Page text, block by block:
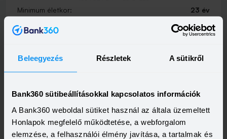
Beleegyezés Részletek A sütikről
Bank360 sütibeállításokkal kapcsolatos információk
A Bank360 weboldal sütiket használ az általa üzemeltett
Honlapok megfelelő működtetése, a webforgalom
elemzése, a felhasználói élmény javítása, a tartalmak és
Minimum életkor:
23 év
Minimum jövedelem:
214 000 Ft
Most Személyi kölcsön
HITELÖSSZEG
500 000 - 15 000 000 Ft
THM KAMAT